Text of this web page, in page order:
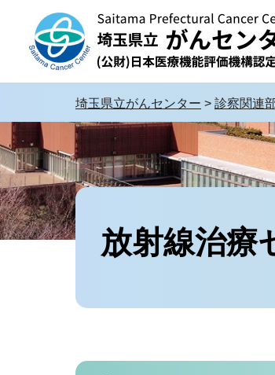
埼玉県立がんセンター 公益財団法人日本医
能評価機構認定病院
埼玉県立がんセンター > 診察関連
放射線治療